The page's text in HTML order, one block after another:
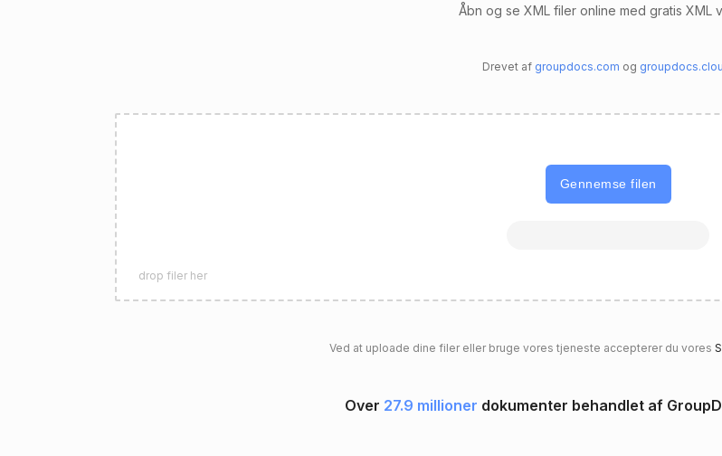
Åbn og se XML filer online med gratis XML
Drevet af groupdocs.com og
Gennemse filen
drop filer her
Ved at uploade dine filer eller bruge vores tjeneste accepterer du vores
Over 27.9 millioner dokumenter behandlet af